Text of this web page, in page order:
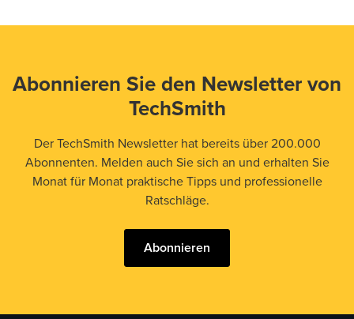
Abonnieren Sie den Newsletter von
TechSmith
Der TechSmith Newsletter hat bereits über 200.000
Abonnenten. Melden auch Sie sich an und erhalten Sie
Monat für Monat praktische Tipps und professionelle
Ratschläge.
Abonnieren